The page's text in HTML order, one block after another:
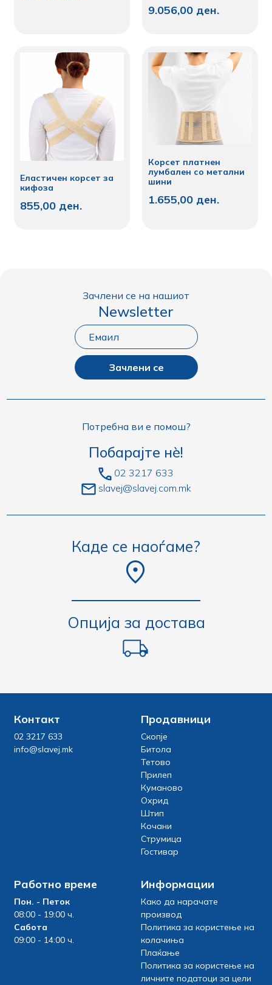
9.056,00 ден.
Еластичен корсет за
кифоза
855,00 ден.
Корсет платнен
лумбален со метални
шини
1.655,00 ден.
Зачлени се на нашиот
Newsletter
Зачлени се
Потребна ви е помош?
Побарајте нè!
02 3217 633
slavej@slavej.com.mk
Каде се наоѓаме?
Опција за достава
Контакт
02 3217 633
info@slavej.mk
Продавници
Скопје
Битола
Тетово
Прилеп
Куманово
Охрид
Штип
Кочани
Струмица
Гостивар
Работно време
Пон. - Петок
08:00 - 19:00 ч.
Сабота
09:00 - 14:00 ч.
Информации
Како да нарачате
производ
Политика за користење на
колачиња
Плаќање
Политика за користење на
личните податоци за цели